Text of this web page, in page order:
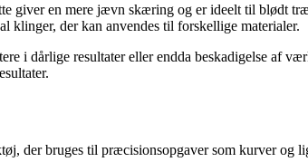
giver en mere jævn skæring og er ideelt til blødt
klinger, der kan anvendes til forskellige materialer.
i dårlige resultater eller endda beskadigelse af
der bruges til præcisionsopgaver som kurver og